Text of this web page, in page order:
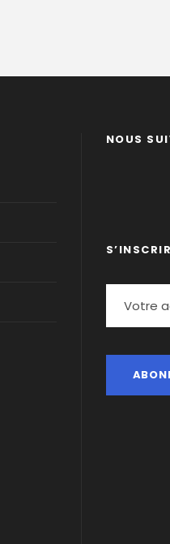
NOUS